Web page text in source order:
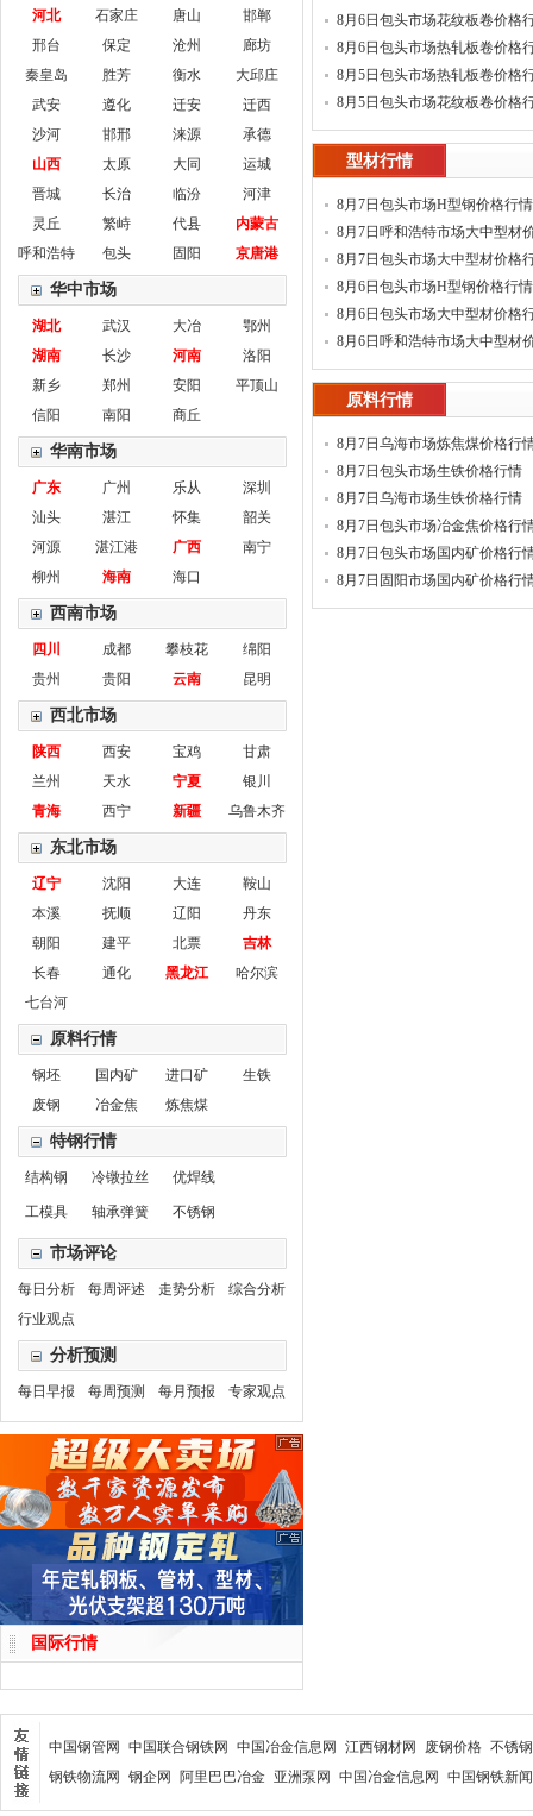
河北 石家庄 唐山
邯郸
邢台
保定 沧州
廊坊
秦皇岛
胜芳 衡水
大邱庄
武安
遵化 迁安
迁西
沙河
邯邢 涞源
承德
山西
太原 大同
运城
晋城
长治 临汾
河津
灵丘
繁峙 代县
内蒙古
呼和浩特
包头 固阳 京唐港
华中市场
湖北 武汉 大冶
鄂州
湖南
长沙 河南
洛阳
新乡
郑州 安阳
平顶山
信阳
南阳 商丘
华南市场
广东 广州 乐从
深圳
汕头
湛江 怀集
韶关
河源
湛江港 广西
南宁
柳州
海南 海口
西南市场
四川 成都 攀枝花
绵阳
贵州
贵阳 云南 昆明
西北市场
陕西 西安 宝鸡
甘肃
兰州
天水 宁夏
银川
青海
西宁 新疆 乌鲁木齐
东北市场
辽宁 沈阳 大连
鞍山
本溪
抚顺 辽阳
丹东
朝阳
建平 北票
吉林
长春
通化 黑龙江
哈尔滨
七台河
原料行情
钢坯 国内矿 进口矿
生铁
废钢
冶金焦 炼焦煤
特钢行情
结构钢 冷镦拉丝 优焊线
工模具 轴承弹簧 不锈钢
市场评论
每日分析 每周评述 走势分析
综合分析
行业观点
分析预测
每日早报 每周预测 每月预报 专家观点
国际行情
8月6日包头市场花纹板卷价格
8月6日包头市场热轧板卷价格
8月5日包头市场热轧板卷价格
8月5日包头市场花纹板卷价格
型材行情
8月7日包头市场H型钢价格行情
8月7日呼和浩特市场大中型材
情
8月7日包头市场大中型材价格
8月6日包头市场H型钢价格行情
8月6日包头市场大中型材价格
8月6日呼和浩特市场大中型材
情
原料行情
8月7日乌海市场炼焦煤价格行
8月7日包头市场生铁价格行情
8月7日乌海市场生铁价格行情
8月7日包头市场冶金焦价格行
8月7日包头市场国内矿价格行
8月7日固阳市场国内矿价格行
中国钢管网 中国联合钢铁网 中国冶金信息网 江西钢材网 废钢价格 不锈钢
钢铁物流网
钢企网 阿里巴巴冶金 亚洲泵网 中国冶金信息网 中国钢铁新